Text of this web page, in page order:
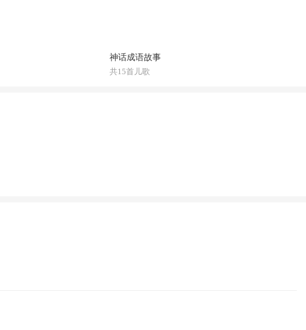
神话成语故事
共15首儿歌